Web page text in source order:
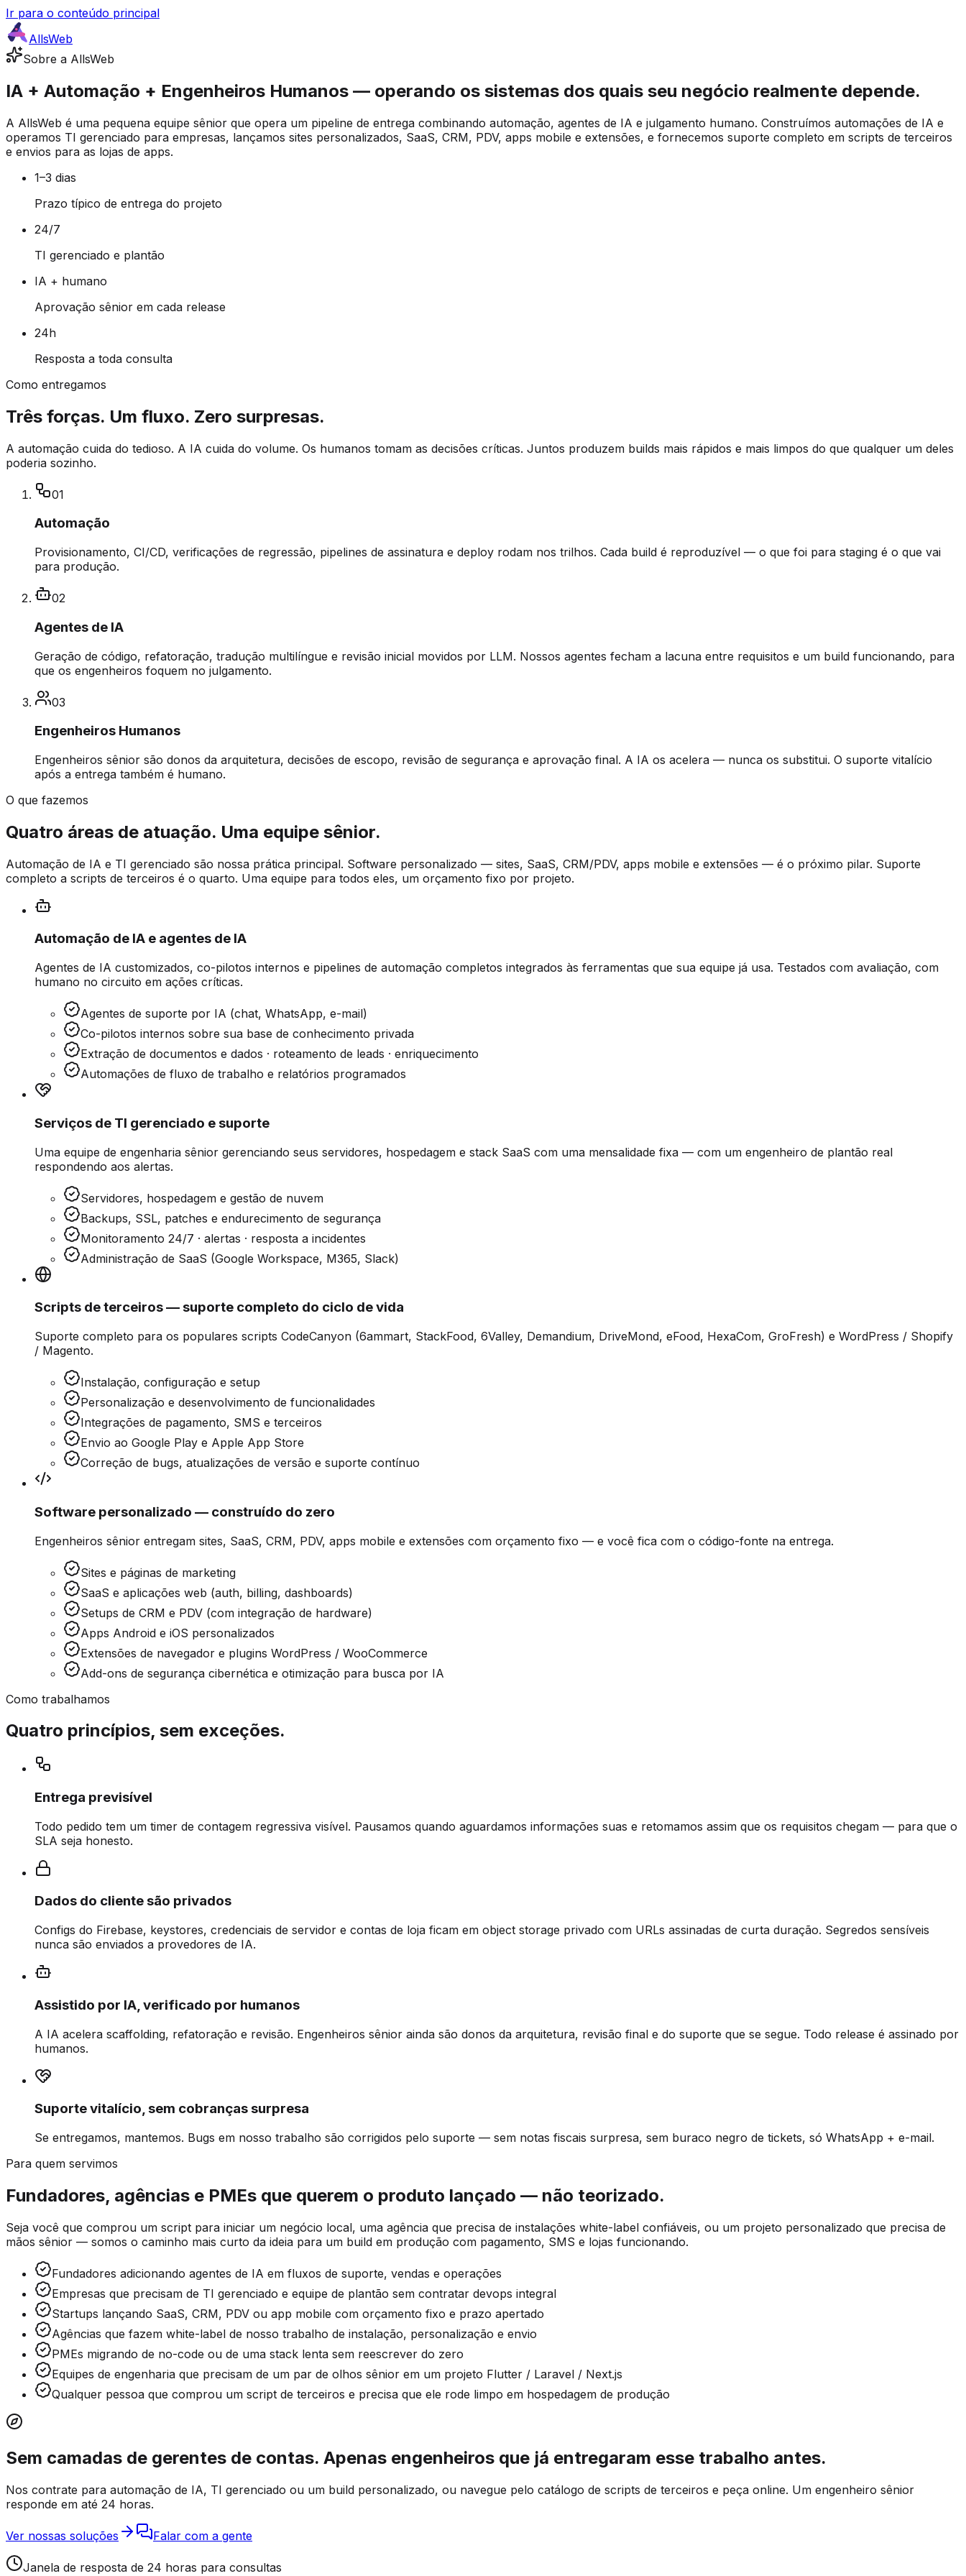
Ir para o conteúdo principal
AllsWeb
Sobre a AllsWeb
IA + Automação + Engenheiros Humanos — operando os sistemas dos quais seu negócio realmente depende.
A AllsWeb é uma pequena equipe sênior que opera um pipeline de entrega combinando automação, agentes de IA e julgamento humano. Construímos automações de IA e
operamos TI gerenciado para empresas, lançamos sites personalizados, SaaS, CRM, PDV, apps mobile e extensões, e fornecemos suporte completo em scripts de terceiros
e envios para as lojas de apps.
1–3 dias
Prazo típico de entrega do projeto
24/7
TI gerenciado e plantão
IA + humano
Aprovação sênior em cada release
24h
Resposta a toda consulta
Como entregamos
Três forças. Um fluxo. Zero surpresas.
A automação cuida do tedioso. A IA cuida do volume. Os humanos tomam as decisões críticas. Juntos produzem builds mais rápidos e mais limpos do que qualquer um deles
poderia sozinho.
01
Automação
Provisionamento, CI/CD, verificações de regressão, pipelines de assinatura e deploy rodam nos trilhos. Cada build é reproduzível — o que foi para staging é o que vai
para produção.
02
Agentes de IA
Geração de código, refatoração, tradução multilíngue e revisão inicial movidos por LLM. Nossos agentes fecham a lacuna entre requisitos e um build funcionando, para
que os engenheiros foquem no julgamento.
03
Engenheiros Humanos
Engenheiros sênior são donos da arquitetura, decisões de escopo, revisão de segurança e aprovação final. A IA os acelera — nunca os substitui. O suporte vitalício
após a entrega também é humano.
O que fazemos
Quatro áreas de atuação. Uma equipe sênior.
Automação de IA e TI gerenciado são nossa prática principal. Software personalizado — sites, SaaS, CRM/PDV, apps mobile e extensões — é o próximo pilar. Suporte
completo a scripts de terceiros é o quarto. Uma equipe para todos eles, um orçamento fixo por projeto.
Automação de IA e agentes de IA
Agentes de IA customizados, co-pilotos internos e pipelines de automação completos integrados às ferramentas que sua equipe já usa. Testados com avaliação, com
humano no circuito em ações críticas.
Agentes de suporte por IA (chat, WhatsApp, e-mail)
Co-pilotos internos sobre sua base de conhecimento privada
Extração de documentos e dados · roteamento de leads · enriquecimento
Automações de fluxo de trabalho e relatórios programados
Serviços de TI gerenciado e suporte
Uma equipe de engenharia sênior gerenciando seus servidores, hospedagem e stack SaaS com uma mensalidade fixa — com um engenheiro de plantão real
respondendo aos alertas.
Servidores, hospedagem e gestão de nuvem
Backups, SSL, patches e endurecimento de segurança
Monitoramento 24/7 · alertas · resposta a incidentes
Administração de SaaS (Google Workspace, M365, Slack)
Scripts de terceiros — suporte completo do ciclo de vida
Suporte completo para os populares scripts CodeCanyon (6ammart, StackFood, 6Valley, Demandium, DriveMond, eFood, HexaCom, GroFresh) e WordPress / Shopify
/ Magento.
Instalação, configuração e setup
Personalização e desenvolvimento de funcionalidades
Integrações de pagamento, SMS e terceiros
Envio ao Google Play e Apple App Store
Correção de bugs, atualizações de versão e suporte contínuo
Software personalizado — construído do zero
Engenheiros sênior entregam sites, SaaS, CRM, PDV, apps mobile e extensões com orçamento fixo — e você fica com o código-fonte na entrega.
Sites e páginas de marketing
SaaS e aplicações web (auth, billing, dashboards)
Setups de CRM e PDV (com integração de hardware)
Apps Android e iOS personalizados
Extensões de navegador e plugins WordPress / WooCommerce
Add-ons de segurança cibernética e otimização para busca por IA
Como trabalhamos
Quatro princípios, sem exceções.
Entrega previsível
Todo pedido tem um timer de contagem regressiva visível. Pausamos quando aguardamos informações suas e retomamos assim que os requisitos chegam — para que o
SLA seja honesto.
Dados do cliente são privados
Configs do Firebase, keystores, credenciais de servidor e contas de loja ficam em object storage privado com URLs assinadas de curta duração. Segredos sensíveis
nunca são enviados a provedores de IA.
Assistido por IA, verificado por humanos
A IA acelera scaffolding, refatoração e revisão. Engenheiros sênior ainda são donos da arquitetura, revisão final e do suporte que se segue. Todo release é assinado por
humanos.
Suporte vitalício, sem cobranças surpresa
Se entregamos, mantemos. Bugs em nosso trabalho são corrigidos pelo suporte — sem notas fiscais surpresa, sem buraco negro de tickets, só WhatsApp + e-mail.
Para quem servimos
Fundadores, agências e PMEs que querem o produto lançado — não teorizado.
Seja você que comprou um script para iniciar um negócio local, uma agência que precisa de instalações white-label confiáveis, ou um projeto personalizado que precisa de
mãos sênior — somos o caminho mais curto da ideia para um build em produção com pagamento, SMS e lojas funcionando.
Fundadores adicionando agentes de IA em fluxos de suporte, vendas e operações
Empresas que precisam de TI gerenciado e equipe de plantão sem contratar devops integral
Startups lançando SaaS, CRM, PDV ou app mobile com orçamento fixo e prazo apertado
Agências que fazem white-label de nosso trabalho de instalação, personalização e envio
PMEs migrando de no-code ou de uma stack lenta sem reescrever do zero
Equipes de engenharia que precisam de um par de olhos sênior em um projeto Flutter / Laravel / Next.js
Qualquer pessoa que comprou um script de terceiros e precisa que ele rode limpo em hospedagem de produção
Sem camadas de gerentes de contas. Apenas engenheiros que já entregaram esse trabalho antes.
Nos contrate para automação de IA, TI gerenciado ou um build personalizado, ou navegue pelo catálogo de scripts de terceiros e peça online. Um engenheiro sênior
responde em até 24 horas.
Ver nossas soluções Falar com a gente
Janela de resposta de 24 horas para consultas